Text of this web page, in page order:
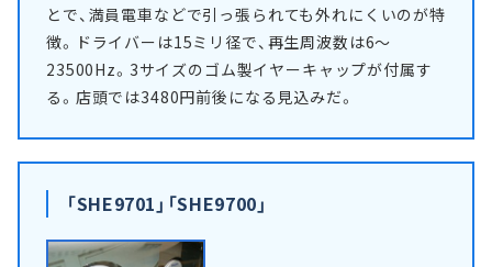
とで、満員電車などで引っ張られても外れにくいのが特
徴。ドライバーは15ミリ径で、再生周波数は6～
23500Hz。3サイズのゴム製イヤーキャップが付属す
る。店頭では3480円前後になる見込みだ。
「SHE9701」「SHE9700」